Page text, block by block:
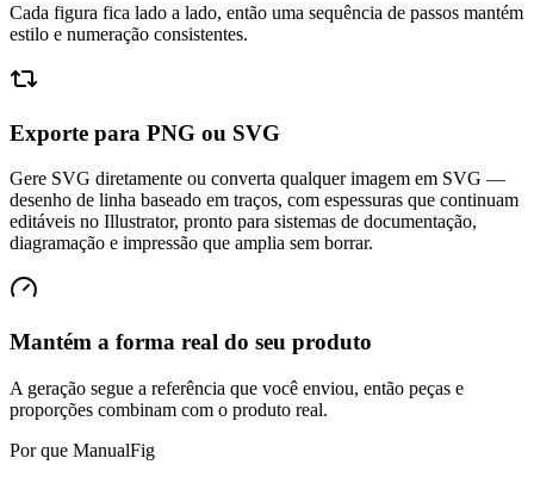
Cada figura fica lado a lado, então uma sequência de passos mantém
estilo e numeração consistentes.
Exporte para PNG ou SVG
Gere SVG diretamente ou converta qualquer imagem em SVG —
desenho de linha baseado em traços, com espessuras que continuam
editáveis no Illustrator, pronto para sistemas de documentação,
diagramação e impressão que amplia sem borrar.
Mantém a forma real do seu produto
A geração segue a referência que você enviou, então peças e
proporções combinam com o produto real.
Por que ManualFig